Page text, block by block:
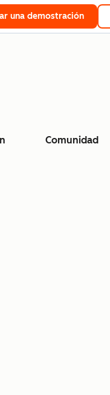
una demostración
Comunidad